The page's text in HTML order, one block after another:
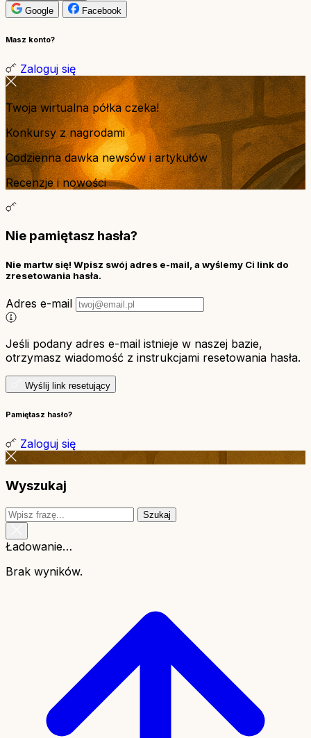
Google Facebook
Masz konto?
Zaloguj się
Twoja wirtualna półka czeka!
Konkursy z nagrodami
Codzienna dawka newsów i artykułów
Recenzje i nowości
Nie pamiętasz hasła?
Nie martw się! Wpisz swój adres e-mail, a wyślemy Ci link do
zresetowania hasła.
Adres e-mail
Jeśli podany adres e-mail istnieje w naszej bazie,
otrzymasz wiadomość z instrukcjami resetowania hasła.
Wyślij link resetujący
Pamiętasz hasło?
Zaloguj się
Wyszukaj
Szukaj
Ładowanie…
Brak wyników.